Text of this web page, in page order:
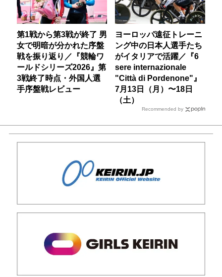
第1戦から第3戦が終了 男
女で明暗が分かれた序盤
戦を振り返り／『競輪ワ
ールドシリーズ2026』第
3戦終了時点・外国人選
手序盤戦レビュー
ヨーロッパ遠征トレーニ
ング中の日本人選手たち
がイタリアで活躍／『6
sere internazionale
"Città di Pordenone"』
7月13日（月）〜18日
（土）
Recommended by